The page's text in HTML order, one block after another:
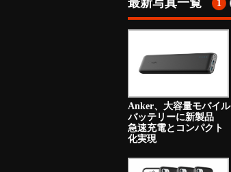
最新写真一覧 1
Anker、大容量モバイル
バッテリーに新製品
急速充電とコンパクト
化実現